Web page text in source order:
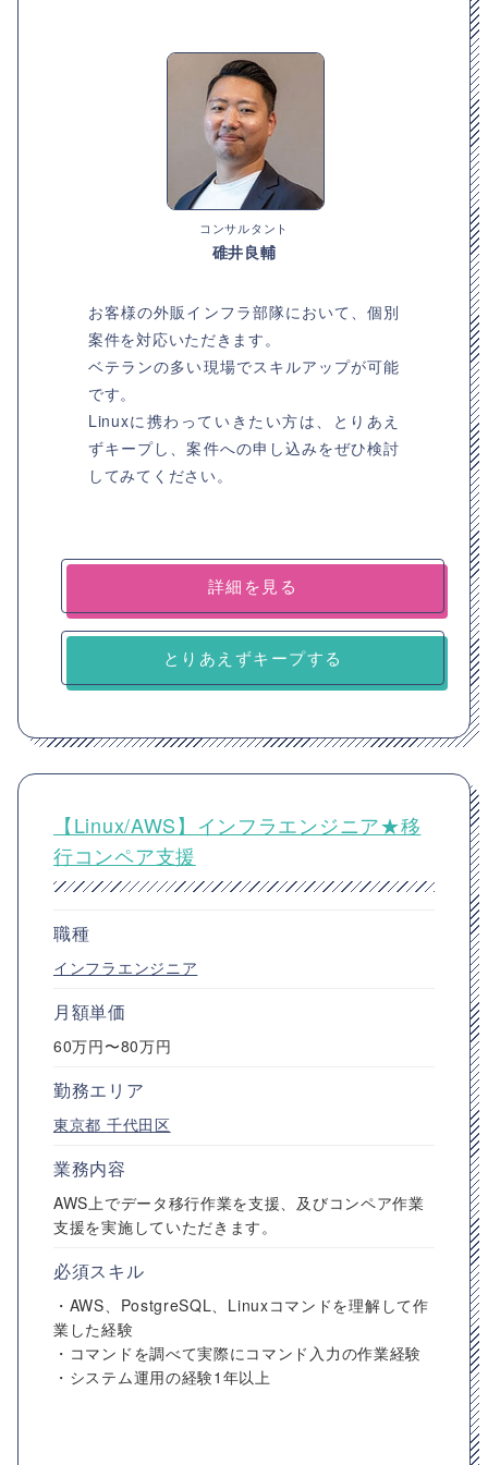
コンサルタント
碓井良輔
お客様の外販インフラ部隊において、個別
案件を対応いただきます。
ベテランの多い現場でスキルアップが可能
です。
Linuxに携わっていきたい方は、とりあえ
ずキープし、案件への申し込みをぜひ検討
してみてください。
詳細を見る
とりあえずキープする
【Linux/AWS】インフラエンジニア★移
行コンペア支援
職種
インフラエンジニア
月額単価
60万円〜80万円
勤務エリア
東京都 千代田区
業務内容
AWS上でデータ移行作業を支援、及びコンペア作業
支援を実施していただきます。
必須スキル
・AWS、PostgreSQL、Linuxコマンドを理解して作
業した経験
・コマンドを調べて実際にコマンド入力の作業経験
・システム運用の経験1年以上